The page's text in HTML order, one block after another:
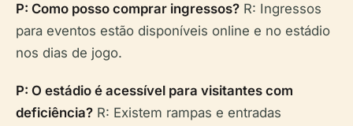
P: Como posso comprar ingressos? R: Ingressos
para eventos estão disponíveis online e no estádio
nos dias de jogo.
P: O estádio é acessível para visitantes com
deficiência? R: Existem rampas e entradas